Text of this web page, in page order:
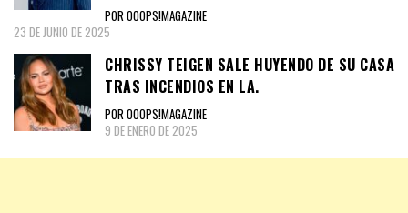
POR OOOPS!MAGAZINE
23 DE JUNIO DE 2025
CHRISSY TEIGEN SALE HUYENDO DE SU CASA
TRAS INCENDIOS EN LA.
POR OOOPS!MAGAZINE
9 DE ENERO DE 2025